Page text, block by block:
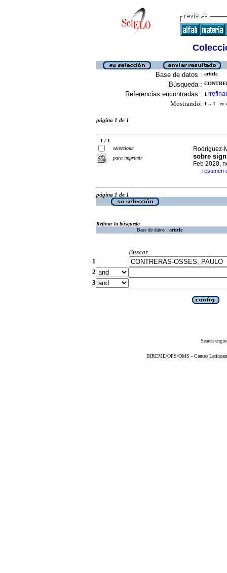
Base de datos : article
Búsqueda :
Referencias encontradas : 1 [refinar
Mostrando: 1 .. 1 en
página 1 de 1
1 / 1
selecciona
para imprimir
Rodríguez-
sobre
Feb 2020,
· resumen
página 1 de 1
Refinar la búsqueda
Base de datos : article
Buscar
1
2
3
Search
BIREME/OPS/OMS - Centro